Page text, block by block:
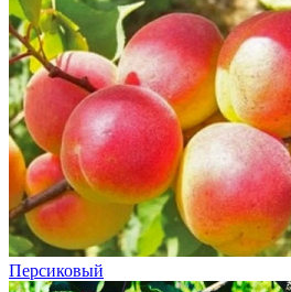
Персиковый